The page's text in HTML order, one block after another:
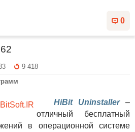
0
9 418
HiBit Uninstaller–
отличный бесплатный
в операционной системе